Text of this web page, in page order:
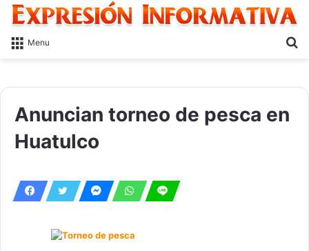
Menu
Anuncian torneo de pesca en
Huatulco